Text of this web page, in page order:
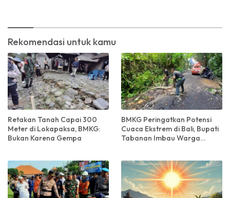
Rekomendasi untuk kamu
Retakan Tanah Capai 300
Meter di Lokapaksa, BMKG:
Bukan Karena Gempa
BMKG Peringatkan Potensi
Cuaca Ekstrem di Bali, Bupati
Tabanan Imbau Warga